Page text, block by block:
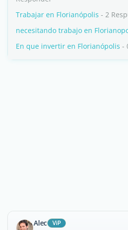
Trabajar en Florianópolis - 2
necesitando trabajo en
En que invertir en Florianópolis -
Alec ViP